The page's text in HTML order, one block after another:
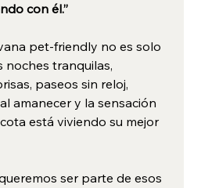
con él.”
pet-friendly no es solo
noches tranquilas,
paseos sin reloj,
amanecer y la sensación
está viviendo su mejor
ser parte de esos